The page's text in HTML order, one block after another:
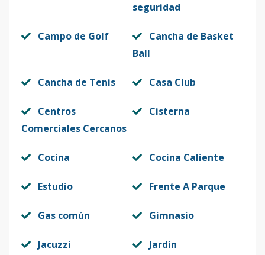
seguridad
Campo de Golf
Cancha de Basket
Ball
Cancha de Tenis Casa Club
Centros
Comerciales Cercanos
Cisterna
Cocina Cocina Caliente
Estudio Frente A Parque
Gas común Gimnasio
Jacuzzi Jardín